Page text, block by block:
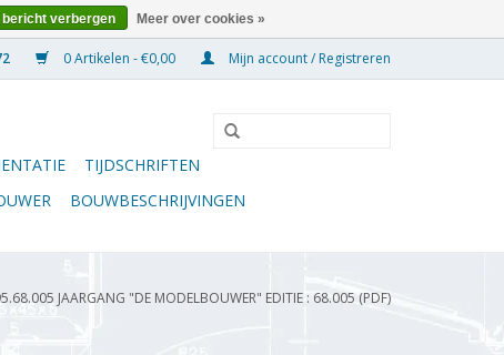
0 Artikelen - €0,00 Mijn account / Registreren
TIJDSCHRIFTEN
BOUWBESCHRIJVINGEN
JAARGANG "DE MODELBOUWER" EDITIE : 68.005 (PDF)
bericht verbergen Meer over cookies »